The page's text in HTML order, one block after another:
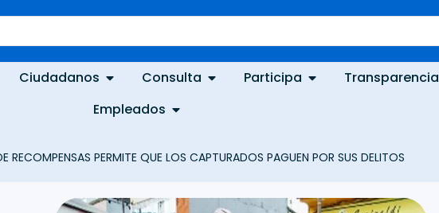
Ciudadanos Consulta Participa
Transparencia
Empleados
PERMITE QUE LOS CAPTURADOS PAGUEN POR SUS DELITOS